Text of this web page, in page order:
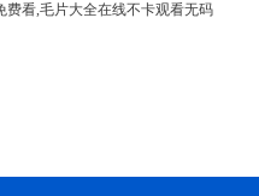
费看,毛片大全在线不卡观看无码